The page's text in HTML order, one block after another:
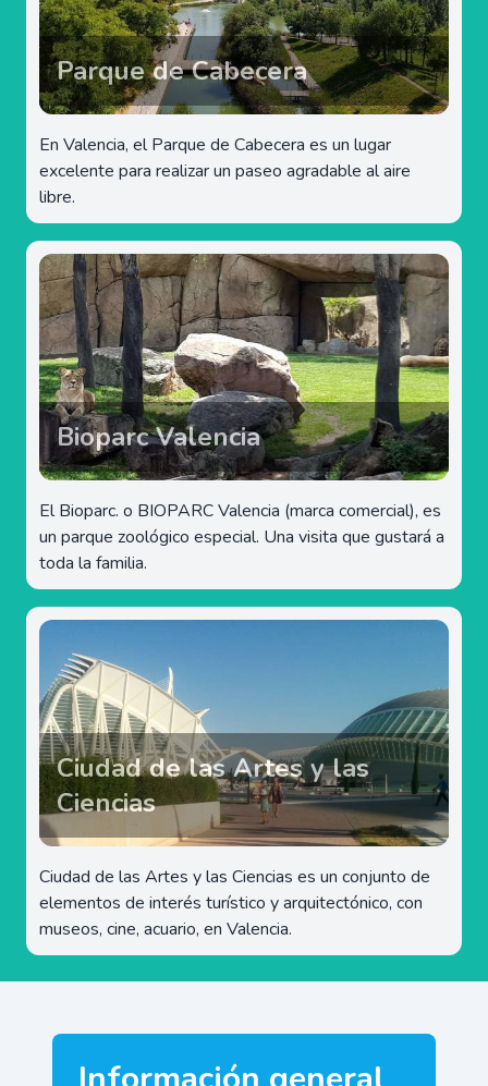
Parque de Cabecera
En Valencia, el Parque de Cabecera es un lugar
excelente para realizar un paseo agradable al aire
libre.
Bioparc Valencia
El Bioparc. o BIOPARC Valencia (marca comercial), es
un parque zoológico especial. Una visita que gustará a
toda la familia.
Ciudad de las Artes y las
Ciencias
Ciudad de las Artes y las Ciencias es un conjunto de
elementos de interés turístico y arquitectónico, con
museos, cine, acuario, en Valencia.